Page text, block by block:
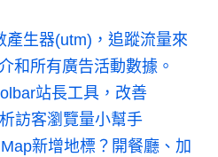
產生器(utm)，追蹤流量來
和所有廣告活動數據。
站長工具，改善
訪客瀏覽量小幫手
新增地標？開餐廳、加